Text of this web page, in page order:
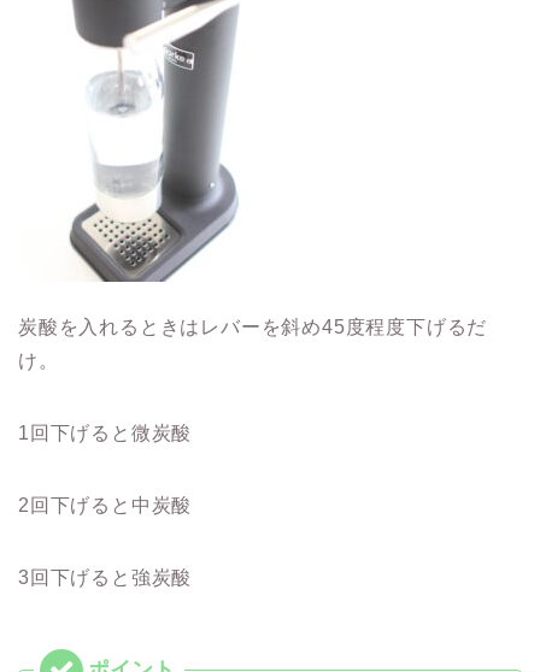
炭酸を入れるときはレバーを斜め45度程度下げるだ
け。
1回下げると微炭酸
2回下げると中炭酸
3回下げると強炭酸